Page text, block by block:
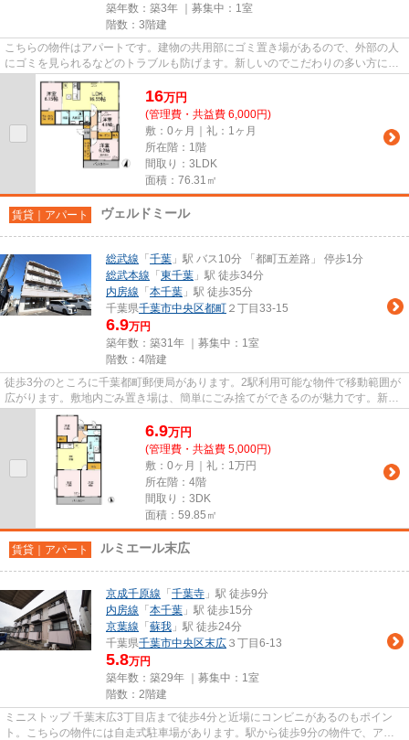
築年数：築3年 ｜募集中： 1室
階数：3階建
こちらの物件はアパートです。建物の共用部にゴミ置き場があるので、外部の人
にゴミを見られるなどのトラブルも防げます。新しいのでこだわりの多い方にも
おすすめの築浅物件です。「...
16万円
(管理費・共益費 6,000円)
敷：0ヶ月｜礼：1ヶ月
所在階：1階
間取り：3LDK
面積：76.31㎡
賃貸｜アパート ヴェルドミール
総武線 「 千葉 」駅 バス10分 「都町五差路」 停歩1分
総武本線 「 東千葉 」駅 徒歩34分
内房線 「 本千葉 」駅 徒歩35分
千葉県千葉市中央区都町 ２丁目33-15
6.9万円
築年数：築31年 ｜募集中： 1室
階数：4階建
徒歩3分のところに千葉都町郵便局があります。2駅利用可能な物件で移動範囲が
広がります。敷地内ごみ置き場は、簡単にごみ捨てができるのが魅力です。新着
情報：ヴェルドミールの空室...
6.9万円
(管理費・共益費 5,000円)
敷：0ヶ月｜礼：1万円
所在階：4階
間取り：3DK
面積：59.85㎡
賃貸｜アパート ルミエール末広
京成千原線 「 千葉寺 」駅 徒歩9分
内房線 「 本千葉 」駅 徒歩15分
京葉線 「 蘇我 」駅 徒歩24分
千葉県千葉市中央区末広 ３丁目6-13
5.8万円
築年数：築29年 ｜募集中： 1室
階数：2階建
ミニストップ 千葉末広3丁目店まで徒歩4分と近場にコンビニがあるのもポイン
ト。こちらの物件には自走式駐車場があります。駅から徒歩9分の物件で、アク